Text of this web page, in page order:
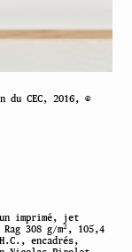
du CEC, 2016, ©
imprimé, jet
308 g/m2 , 105,4
encadrés,